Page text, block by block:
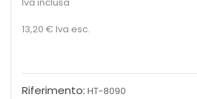
13,20 € Iva esc.
Riferimento: HT-8090